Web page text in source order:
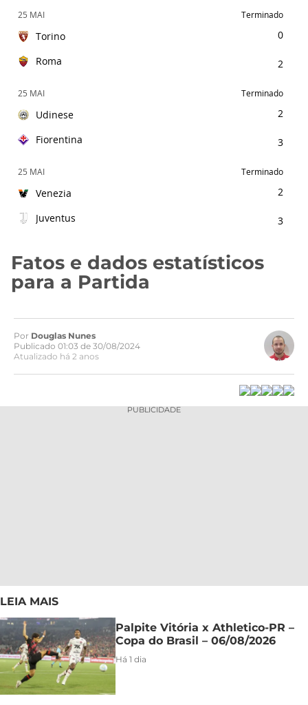
25 MAI Terminado
Torino
Roma
0
2
25 MAI Terminado
Udinese
Fiorentina
2
3
25 MAI Terminado
Venezia
Juventus
2
3
Fatos e dados estatísticos
para a Partida
Por Douglas Nunes
Publicado 01:03 de 30/08/2024
Atualizado há 2 anos
PUBLICIDADE
LEIA MAIS
Palpite Vitória x Athletico-PR –
Copa do Brasil – 06/08/2026
Há 1 dia